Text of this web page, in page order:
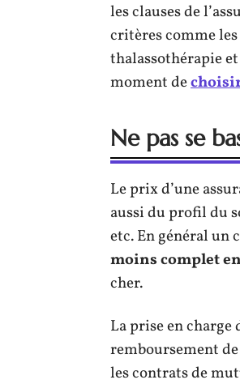
les clauses de
critères comme
thalassothérapie
moment de
Ne pas se
Le prix d’une
aussi du profil du
etc. En général un
moins complet
cher.
La prise en
remboursement
les contrats de